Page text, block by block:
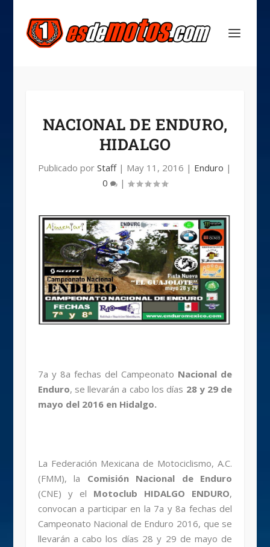
NACIONAL DE ENDURO,
HIDALGO
Publicado porStaff| May 11, 2016 | Enduro |
0
|
7a y 8a fechas del Campeonato Nacional de
Enduro, se llevarán a cabo los días 28 y 29 de
mayo del 2016 en Hidalgo.
La Federación Mexicana de Motociclismo, A.C.
(FMM), la Comisión Nacional de Enduro
(CNE) y el Motoclub HIDALGO ENDURO,
convocan a participar en la 7a y 8a fechas del
Campeonato Nacional de Enduro 2016, que se
llevarán a cabo los días 28 y 29 de mayo de